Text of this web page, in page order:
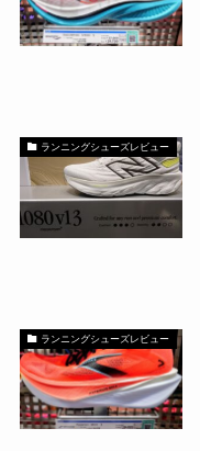
ランニングシューズレビュー
ランニングシューズレビュー